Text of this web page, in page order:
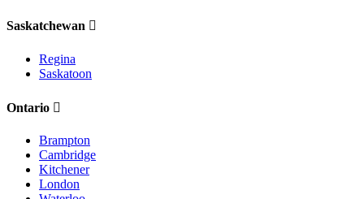
Saskatchewan
Regina
Saskatoon
Ontario
Brampton
Cambridge
Kitchener
London